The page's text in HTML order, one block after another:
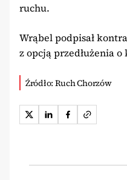
ruchu.
Wrąbel podpisał
z opcją przedłużenia
Źródło: Ruch Chorzów